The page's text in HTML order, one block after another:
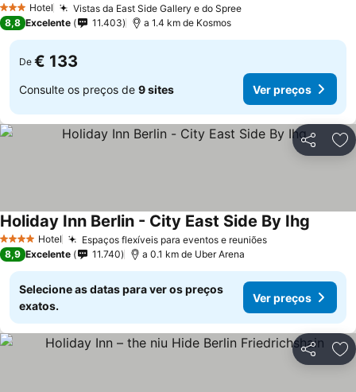
3 EstrelasHotel Vistas da East Side Gallery e do SpreeVer preços
Ver preços
8,8 Excelente 11.403 a 1.4 km de Kosmos
De € 133
Consulte os preços de 9 sites Ver preços
Partilhar
4 EstrelasHotel Espaços flexíveis para eventos e reuniõesVer preços
Holiday Inn Berlin - City East Side By Ihg
8,9 Excelente 11.740 a 0.1 km de Uber Arena
Selecione as datas para ver os preços
exatos.
Ver preços
Partilhar